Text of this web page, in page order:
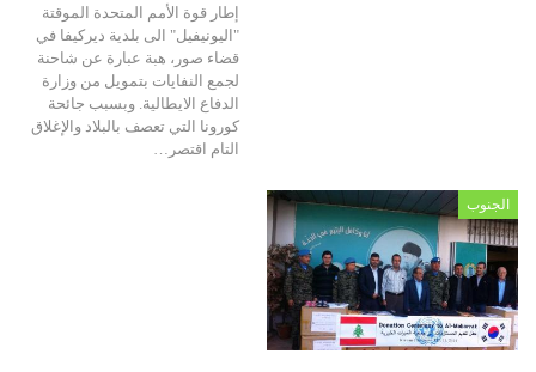
إطار قوة الأمم المتحدة الموقتة
"اليونيفيل" الى بلدية ديركيفا في
قضاء صور، هبة عبارة عن شاحنة
لجمع النفايات بتمويل من وزارة
الدفاع الايطالية. وبسبب جائحة
كورونا التي تعصف بالبلاد والإغلاق
التام اقتصر…
الجنوب